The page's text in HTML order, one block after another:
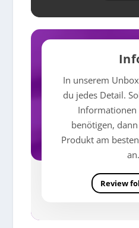
In unserem
du jedes Detail.
Informationen
benötigen,
Produkt am
an.
Review